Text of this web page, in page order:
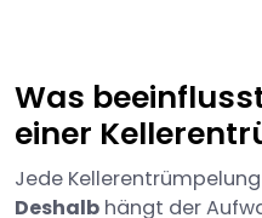
Was
einer
Jede
Deshalb hängt der